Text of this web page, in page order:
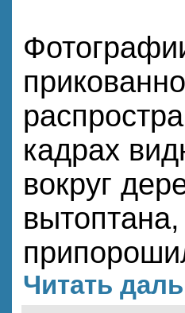
кадрах
вокруг
Читать